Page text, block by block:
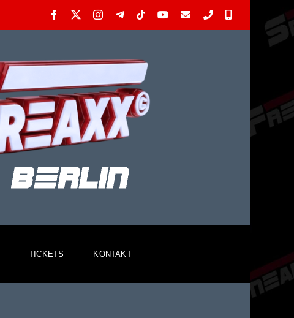
Facebook InstagramTelegram
TiktokYouTube
E-
Telefon
TICKETS KONTAKT